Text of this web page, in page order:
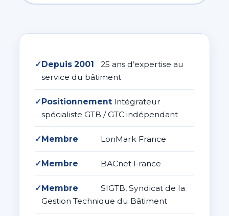
✓Depuis 2001
25 ans d’expertise au
service du bâtiment
✓Positionnement Intégrateur
spécialiste GTB / GTC indépendant
✓Membre LonMark France
✓Membre BACnet France
✓Membre
SIGTB, Syndicat de la
Gestion Technique du Bâtiment